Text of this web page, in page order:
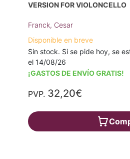
VERSION FOR VIOLONCELLO
Franck, Cesar
Disponible en breve
Sin stock. Si se pide hoy, se
el 14/08/26
¡GASTOS DE ENVÍO GRATIS!
PVP. 32,20€